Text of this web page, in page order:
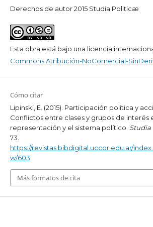
Derechos de autor 2015 Studia Politicæ
Esta obra está bajo una licencia
Commons Atribución-NoComercial-
Cómo citar
Lipinski, E. (2015). Participación política y
Conflictos entre clases y grupos de interés
representación y el sistema político. Studia
73.
https://revistas.bibdigital.uccor.edu.ar/
w/603
Más formatos de cita